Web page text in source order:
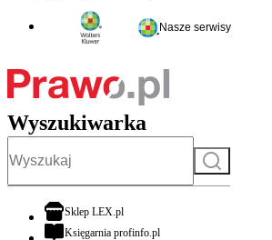
Nasze serwisy
Wyszukiwarka
Szukaj
Sklep LEX.plotwiera się w nowej karcie
Księgarnia profinfo.plotwiera się w nowej karcie